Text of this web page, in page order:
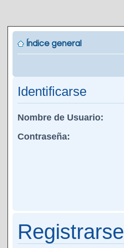
Índice general
Identificarse
Nombre de Usuario:
Contraseña:
Registrarse